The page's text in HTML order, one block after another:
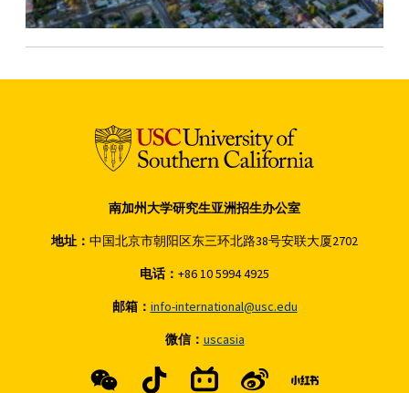
南加州大学研究生亚洲招生办公室
地址： 中国北京市朝阳区东三环北路38号安联大厦2702
电话： +86 10 5994 4925
邮箱： info-international@usc.edu
微信： uscasia